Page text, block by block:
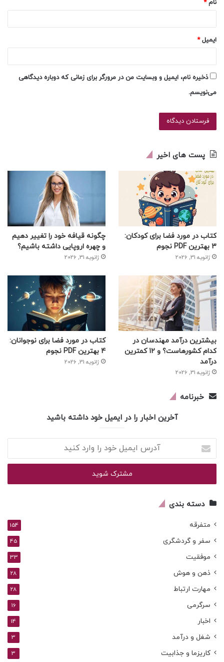
نام*
ایمیل*
ذخیره نام، ایمیل و وبسایت من در مرورگر برای زمانی که دوباره دیدگاهی
می‌نویسم.
پست های اخیر
کتاب در مورد فضا برای کودکان:
3 بهترین PDF نجوم
ژانویه 31, 2026
چگونه قیافه خود را تغییر دهیم
و چهره اروپایی داشته باشیم؟
ژانویه 31, 2026
بیشترین درآمد مهندسان در
کدام کشورهاست؟ و 12 کمترین
درآمد
ژانویه 31, 2026
کتاب در مورد فضا برای نوجوانان:
4 بهترین PDF نجوم
ژانویه 31, 2026
خبرنامه
آخرین اخبار را در ایمیل خود داشته باشید
ایمیل
خود
وارد
دسته بندی
متفرقه 154
سفر و گردشگری 45
موفقیت 33
ذهن و هوش 28
مهارت ارتباط 28
سرگرمی 16
اخبار 14
شغل و درآمد 3
کاریزما و جذابیت 3